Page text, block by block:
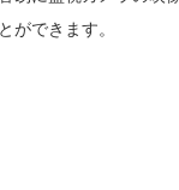
ができます。